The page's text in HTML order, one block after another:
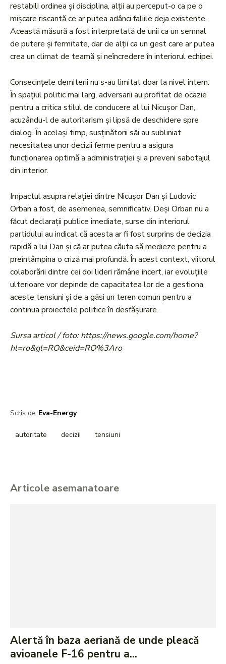
restabili ordinea și disciplina, alții au perceput-o ca pe o
mișcare riscantă ce ar putea adânci faliile deja existente.
Această măsură a fost interpretată de unii ca un semnal
de putere și fermitate, dar de alții ca un gest care ar putea
crea un climat de teamă și neîncredere în interiorul echipei.
Consecințele demiterii nu s-au limitat doar la nivel intern.
În spațiul politic mai larg, adversarii au profitat de ocazie
pentru a critica stilul de conducere al lui Nicușor Dan,
acuzându-l de autoritarism și lipsă de deschidere spre
dialog. În același timp, susținătorii săi au subliniat
necesitatea unor decizii ferme pentru a asigura
funcționarea optimă a administrației și a preveni sabotajul
din interior.
Impactul asupra relației dintre Nicușor Dan și Ludovic
Orban a fost, de asemenea, semnificativ. Deși Orban nu a
făcut declarații publice imediate, surse din interiorul
partidului au indicat că acesta ar fi fost surprins de decizia
rapidă a lui Dan și că ar putea căuta să medieze pentru a
preîntâmpina o criză mai profundă. În acest context, viitorul
colaborării dintre cei doi lideri rămâne incert, iar evoluțiile
ulterioare vor depinde de capacitatea lor de a gestiona
aceste tensiuni și de a găsi un teren comun pentru a
continua proiectele politice în desfășurare.
Sursa articol / foto: https://news.google.com/home?
hl=ro&gl=RO&ceid=RO%3Aro
Scris de Eva-Energy
autoritate decizii tensiuni
Articole asemanatoare
Alertă în baza aeriană de unde pleacă
avioanele F-16 pentru a...